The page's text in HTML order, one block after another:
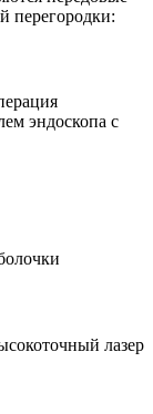
перегородки:
эндоскопа с
лазер